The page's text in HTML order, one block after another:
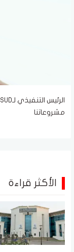
مشروعاتنا
الأكثر قراءة